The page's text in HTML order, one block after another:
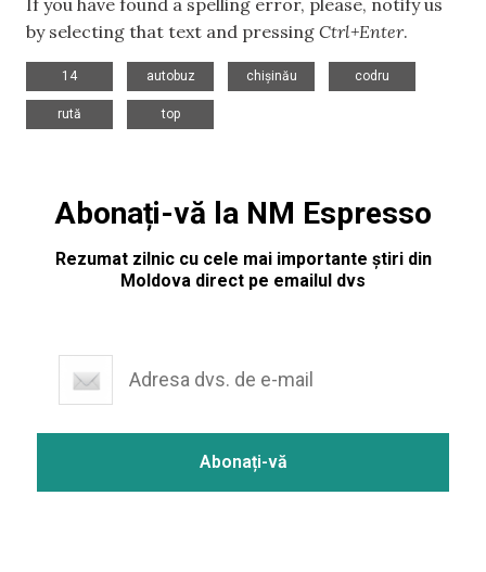
If you have found a spelling error, please, notify us
by selecting that text and pressing Ctrl+Enter.
14
autobuz
chișinău
codru
rută
top
Abonați-vă la NM Espresso
Rezumat zilnic cu cele mai importante știri din
Moldova direct pe emailul dvs